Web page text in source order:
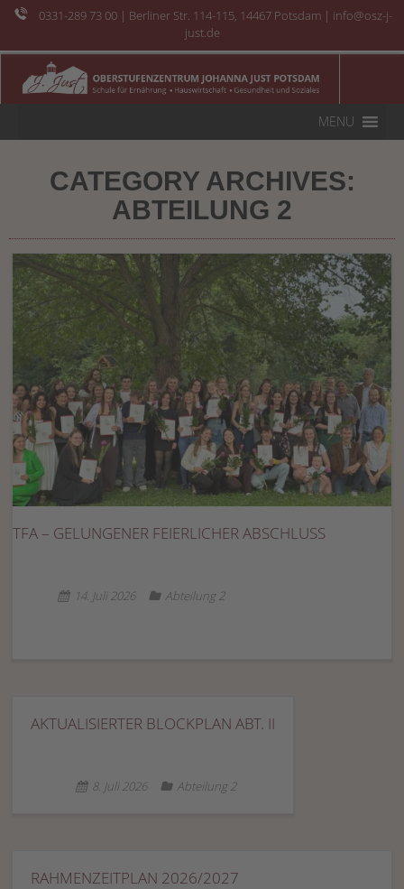
0331-289 73 00 | Berliner Str. 114-115, 14467 Potsdam | info@osz-j-
just.de
MENU
CATEGORY ARCHIVES:
ABTEILUNG 2
TFA – GELUNGENER FEIERLICHER ABSCHLUSS
14. Juli 2026 Abteilung 2
AKTUALISIERTER BLOCKPLAN ABT. II
8. Juli 2026 Abteilung 2
RAHMENZEITPLAN 2026/2027